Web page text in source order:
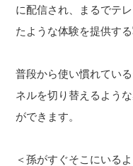
に配信され、まるでテ
たような体験を提供す
普段から使い慣れてい
ネルを切り替えるよう
ができます。
＜孫がすぐそこにいる